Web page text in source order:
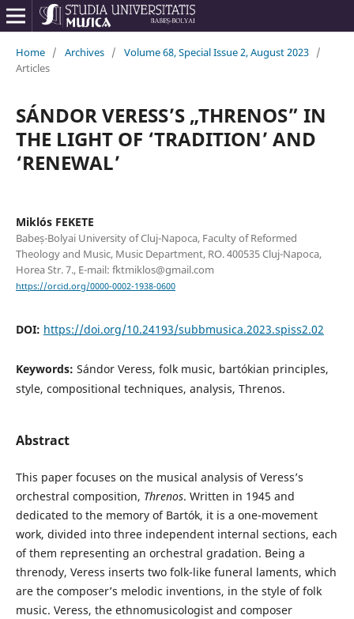
Home / Archives / Volume 68, Special Issue 2, August 2023 /
Articles
SÁNDOR VERESS’S „THRENOS” IN
THE LIGHT OF ‘TRADITION’ AND
‘RENEWAL’
Miklós FEKETE
Babeș-Bolyai University of Cluj-Napoca, Faculty of Reformed
Theology and Music, Music Department, RO. 400535 Cluj-Napoca,
Horea Str. 7., E-mail: fktmiklos@gmail.com
https://orcid.org/0000-0002-1938-0600
DOI: https://doi.org/10.24193/subbmusica.2023.spiss2.02
Keywords: Sándor Veress, folk music, bartókian principles,
style, compositional techniques, analysis, Threnos.
Abstract
This paper focuses on the musical analysis of Veress’s
orchestral composition, Threnos. Written in 1945 and
dedicated to the memory of Bartók, it is a one-movement
work, divided into three independent internal sections, each
of them representing an orchestral gradation. Being a
threnody, Veress inserts two folk-like funeral laments, which
are the composer’s melodic inventions, in the style of folk
music. Veress, the ethnomusicologist and composer